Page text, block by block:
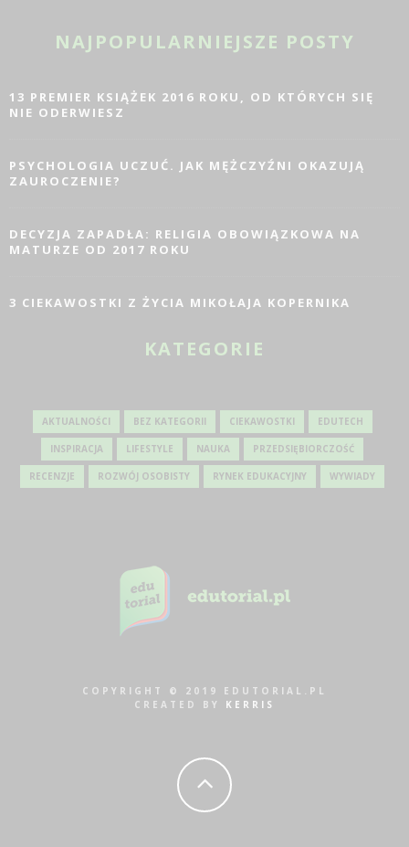
NAJPOPULARNIEJSZE POSTY
13 PREMIER KSIĄŻEK 2016 ROKU, OD KTÓRYCH SIĘ
NIE ODERWIESZ
PSYCHOLOGIA UCZUĆ. JAK MĘŻCZYŹNI OKAZUJĄ
ZAUROCZENIE?
DECYZJA ZAPADŁA: RELIGIA OBOWIĄZKOWA NA
MATURZE OD 2017 ROKU
3 CIEKAWOSTKI Z ŻYCIA MIKOŁAJA KOPERNIKA
KATEGORIE
AKTUALNOŚCI BEZ KATEGORII CIEKAWOSTKI EDUTECH
INSPIRACJA LIFESTYLE NAUKA PRZEDSIĘBIORCZOŚĆ
RECENZJE ROZWÓJ OSOBISTY RYNEK EDUKACYJNY WYWIADY
COPYRIGHT © 2019 EDUTORIAL.PL
CREATED BY KERRIS